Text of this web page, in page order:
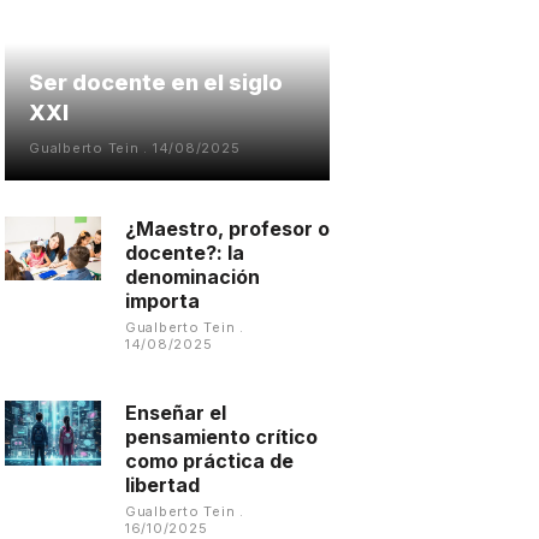
Ser docente en el siglo
XXI
Gualberto Tein 14/08/2025
¿Maestro, profesor o
docente?: la
denominación
importa
Gualberto Tein
14/08/2025
Enseñar el
pensamiento crítico
como práctica de
libertad
Gualberto Tein
16/10/2025